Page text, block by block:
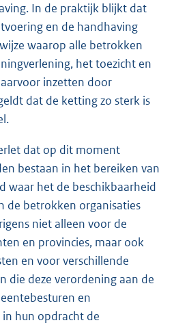
In de praktijk blijkt dat
en de handhaving
waarop alle betrokken
het toezicht en
inzetten door
dat de ketting zo sterk is
dat op dit moment
bestaan in het bereiken van
waar het de beschikbaarheid
de betrokken organisaties
niet alleen voor de
en provincies, maar ook
en voor verschillende
die deze verordening aan de
en
hun opdracht de